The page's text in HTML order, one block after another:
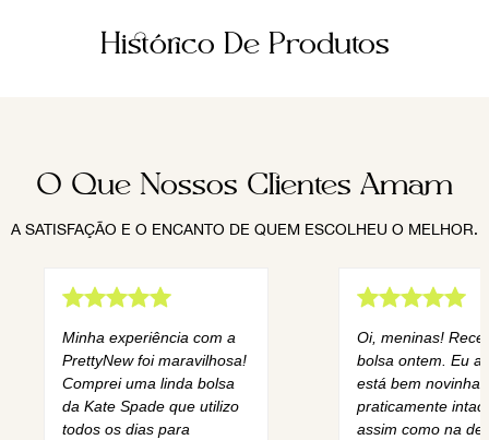
Histórico De Produtos
O Que Nossos Clientes Amam
A SATISFAÇÃO E O ENCANTO DE QUEM ESCOLHEU O MELHOR.
Minha experiência com a
PrettyNew foi maravilhosa!
Comprei uma linda bolsa
da Kate Spade que utilizo
todos os dias para
Oi, meninas!
bolsa ontem. Eu
está bem novinha,
praticamente
assim como na